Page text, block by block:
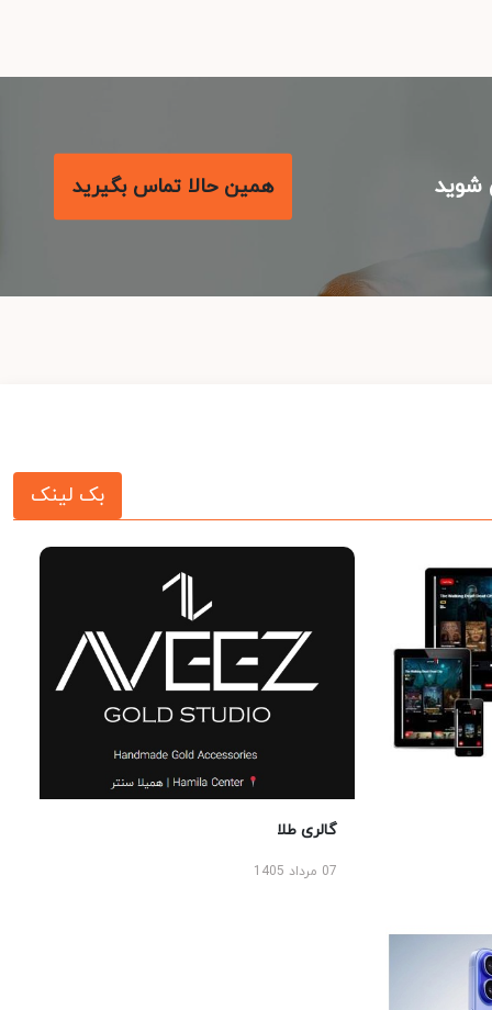
همین حالا تماس بگیرید
بک لینک
گالری طلا
07 مرداد 1405